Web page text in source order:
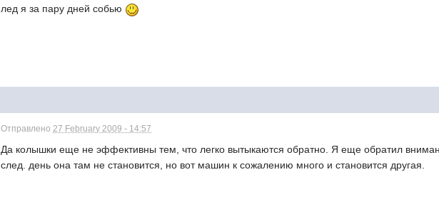
лед я за пару дней собью
Отправлено27 February 2009 - 14:57
Да колышки еще не эффективны тем, что легко вытыкаются обратно. Я еще обратил
след. день она там не становится, но вот машин к сожалению много и становится другая.